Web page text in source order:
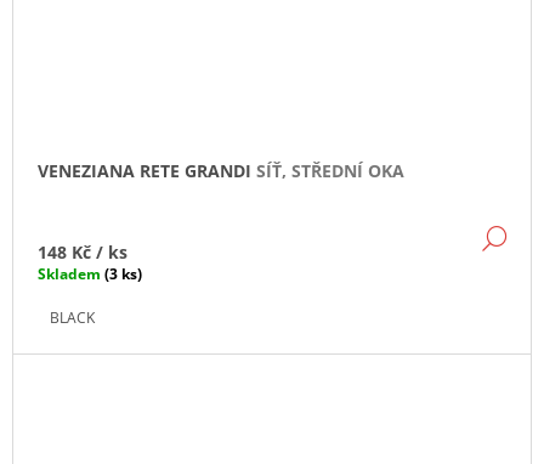
VENEZIANA RETE GRANDI SÍŤ, STŘEDNÍ OKA
148 Kč / ks
Skladem (3 ks)
BLACK